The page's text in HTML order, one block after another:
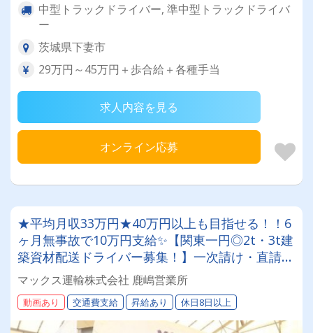
中型トラックドライバー, 準中型トラックドライバ
ー
茨城県下妻市
29万円～45万円＋歩合給＋各種手当
求人内容を見る
オンライン応募
★平均月収33万円★40万円以上も目指せる！！6
ヶ月無事故で10万円支給✨【関東一円◎2t・3t建
築資材配送ドライバー募集！】一次請け・直請け
案件100％✨全車ナビ付/AT車20台保有◎
マックス運輸株式会社 鹿嶋営業所
動画あり 交通費支給 昇給あり 休日8日以上